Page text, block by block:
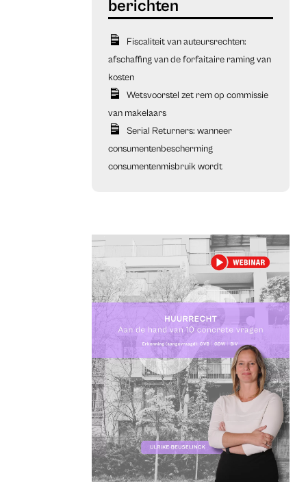
Fiscaliteit van auteursrechten:
afschaffing van de forfaitaire raming van
kosten
Wetsvoorstel zet rem op commissie
van makelaars
Serial Returners: wanneer
consumentenbescherming
consumentenmisbruik wordt